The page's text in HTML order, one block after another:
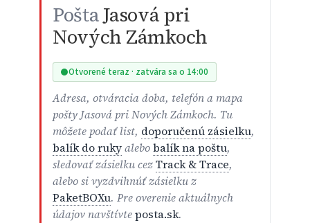
PoštaJasová pri
Nových Zámkoch
Otvorené teraz · zatvára sa o 14:00
Adresa, otváracia doba, telefón a mapa
pošty Jasová pri Nových Zámkoch. Tu
môžete podať list, doporučenú zásielku,
balík do rukyalebobalík na poštu,
sledovať zásielku cezTrack & Trace,
alebo si vyzdvihnúť zásielku z
PaketBOXu. Pre overenie aktuálnych
údajov navštívteposta.sk.